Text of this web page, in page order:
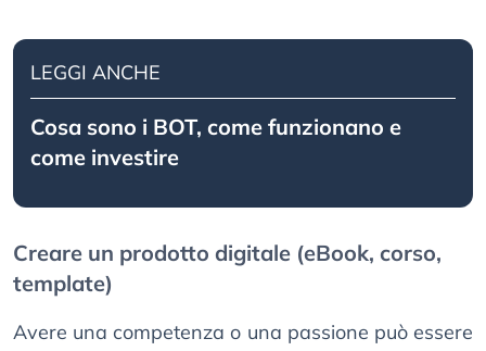
LEGGI ANCHE
Cosa sono i BOT, come funzionano e
come investire
Creare un prodotto digitale (eBook, corso,
template)
Avere una competenza o una passione può essere